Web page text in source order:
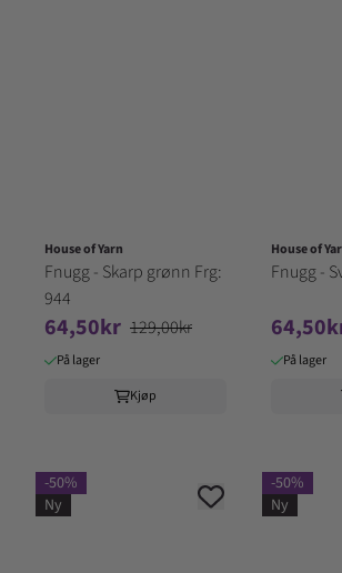
House of Yarn
Fnugg - Skarp grønn Frg:
944
64,50kr 129,00kr
På lager
Kjøp
House of
Fnugg -
På lager
-50%
Ny
-50%
Ny